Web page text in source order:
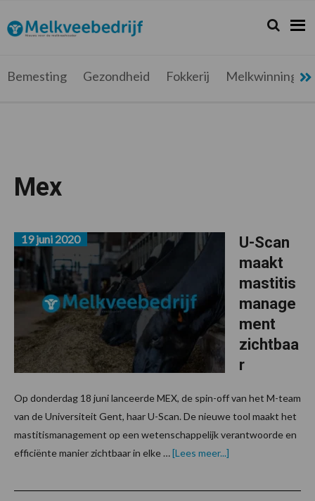
de
hoofdnavigatie
de
hoofd
de
eerste
de
voettekst
Melkveebedrijf.be
Nieuws
melkveehouder
Zoeken...
Zoek
Bemesting Gezondheid Fokkerij Melkwinning
Mex
U-Scan
maakt
mastitis
manage
ment
zichtbaa
r
19 juni 2020
Op donderdag 18 juni lanceerde MEX, de spin-off van het M-team
van de Universiteit Gent, haar U-Scan. De nieuwe tool maakt het
mastitismanagement op een wetenschappelijk verantwoorde en
efficiënte manier zichtbaar in elke …[Lees meer...]